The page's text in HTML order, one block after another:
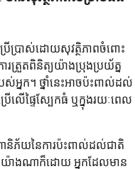
រើប្រាស់ដោយសុវត្ថិភាពចំពោះ
ារត្រួតពិនិត្យយ៉ាងប្រុងប្រយ័ត្ន
អ្នក។ ថ្នាំនេះអាចប៉ះពាល់ដល់
លើផ្ទៃស្បែកធំ ឬក្នុងរយៈពេល
និភ័យនៃការប៉ះពាល់ដល់ជាតិ
យ៉ាងណាក៏ដោយ អ្នកដែលមាន